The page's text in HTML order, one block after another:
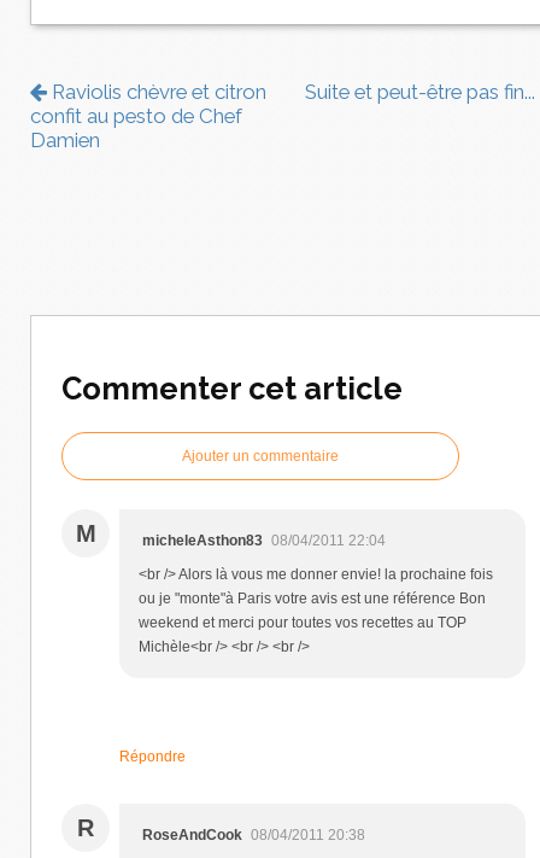
Raviolis chèvre et citron
confit au pesto de Chef
Damien
Suite et peut-être pas fin...
Commenter cet article
Ajouter un commentaire
M micheleAsthon83 08/04/2011 22:04
<br /> Alors là vous me donner envie! la prochaine fois
ou je "monte"à Paris votre avis est une référence Bon
weekend et merci pour toutes vos recettes au TOP
Michèle<br /> <br /> <br />
Répondre
R RoseAndCook 08/04/2011 20:38